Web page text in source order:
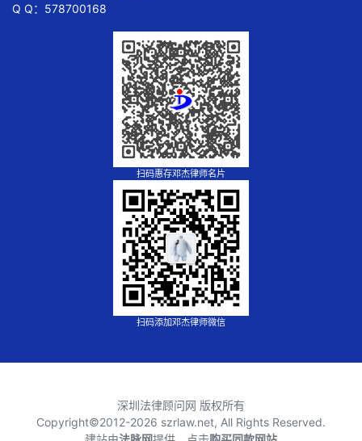
Q Q：578700168
扫码惠存邓杰律师名片
扫码添加邓杰律师微信
深圳法律顾问网 版权所有
Copyright©2012-2026 szrlaw.net, All Rights Reserved.